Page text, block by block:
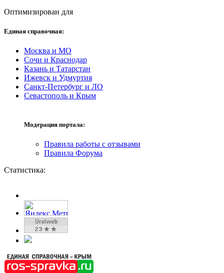
Оптимизирован для
Единая справочная:
Москва и МО
Сочи и Краснодар
Казань и Татарстан
Ижевск и Удмуртия
Санкт-Петербург и ЛО
Севастополь и Крым
Модерация портала:
Правила работы с отзывами
Правила Форума
Статистика: